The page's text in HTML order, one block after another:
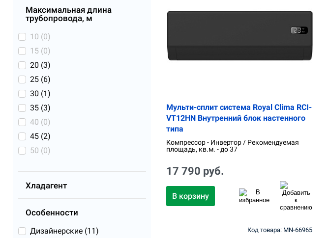
Максимальная длина
трубопровода, м
10 (0)
15 (0)
20 (3)
25 (6)
30 (1)
35 (3)
40 (0)
45 (2)
50 (0)
Хладагент
Особенности
Дизайнерские (11)
Мульти-сплит система Royal Clima RCI-
VT12HN Внутренний блок настенного
типа
Компрессор - Инвертор / Рекомендуемая
площадь, кв.м. - до 37
17 790 руб.
В корзину
Код товара: MN-66965